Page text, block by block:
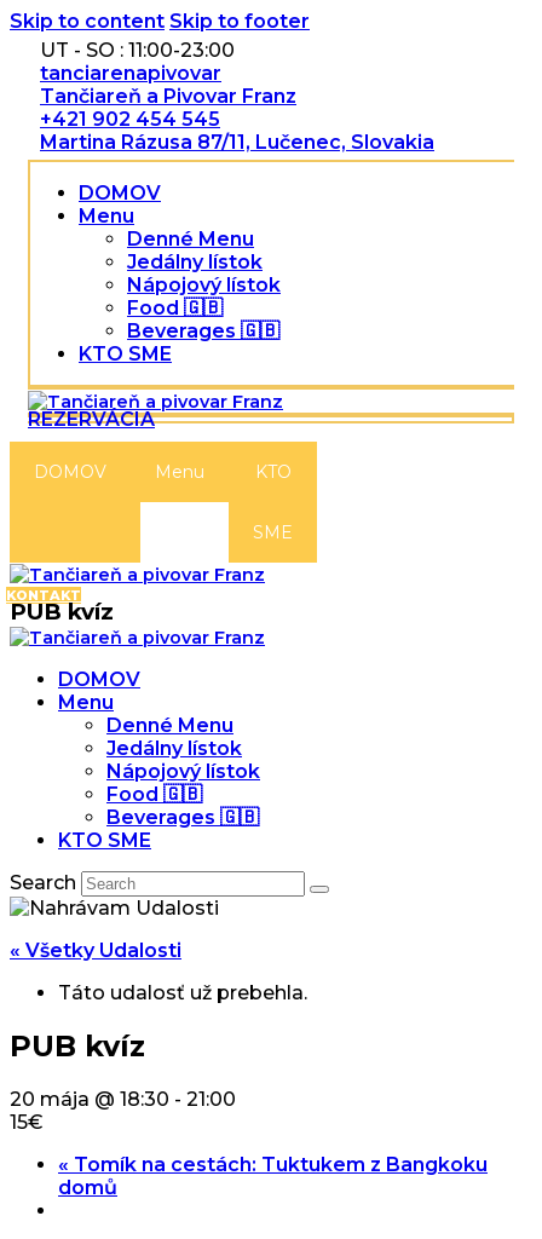
Skip to content Skip to footer
UT - SO : 11:00-23:00
tanciarenapivovar
Tančiareň a Pivovar Franz
+421 902 454 545
Martina Rázusa 87/11, Lučenec, Slovakia
DOMOV
Menu
Denné Menu
Jedálny lístok
Nápojový lístok
Food 🇬🇧
Beverages 🇬🇧
KTO SME
REZERVÁCIA
DOMOV Menu KTO
SME
KONTAKT
PUB kvíz
DOMOV
Menu
Denné Menu
Jedálny lístok
Nápojový lístok
Food 🇬🇧
Beverages 🇬🇧
KTO SME
Search
« Všetky Udalosti
Táto udalosť už prebehla.
PUB kvíz
20 mája @ 18:30 - 21:00
15€
« Tomík na cestách: Tuktukem z Bangkoku
domů